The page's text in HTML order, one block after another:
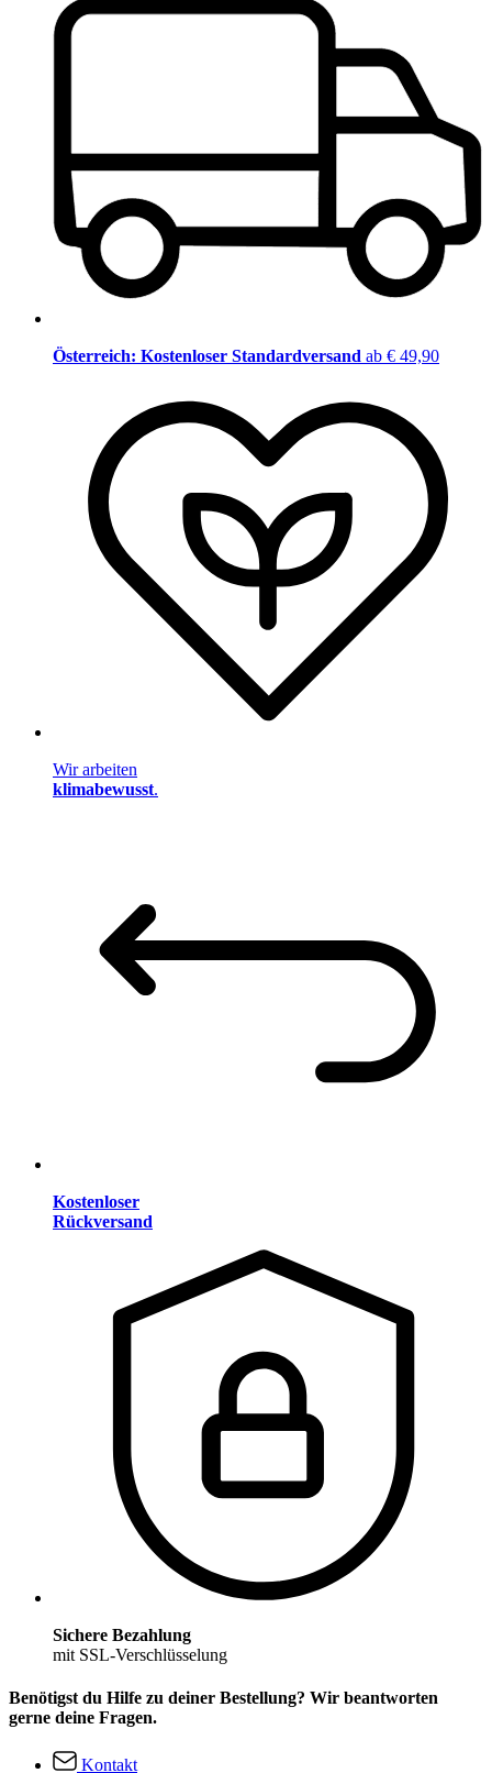
Österreich: Kostenloser Standardversand ab € 49,90
Wir arbeiten
klimabewusst.
Kostenloser
Rückversand
Sichere Bezahlung
mit SSL-Verschlüsselung
Benötigst du Hilfe zu deiner Bestellung? Wir beantworten
gerne deine Fragen.
Kontakt